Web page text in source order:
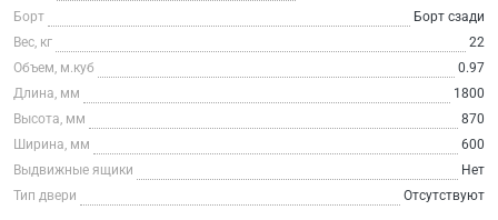
Борт
Борт сзади
Вес, кг
22
Объем, м.куб
0.97
Длина, мм
1800
Высота, мм
870
Ширина, мм
600
Выдвижные ящики
Нет
Тип двери
Отсутствуют